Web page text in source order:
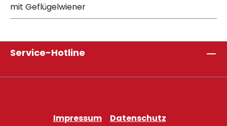
mit Geflügelwiener
Service-Hotline
Impressum Datenschutz